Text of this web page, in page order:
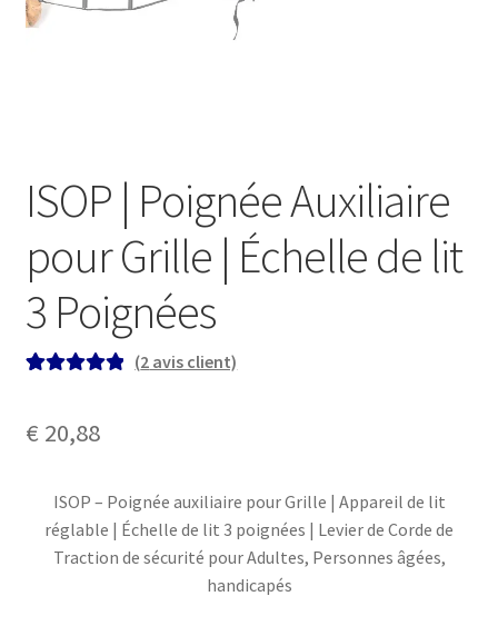
ISOP | Poignée Auxiliaire
pour Grille | Échelle de lit
3 Poignées
notations
(2 avis client)
€ 20,88
ISOP – Poignée auxiliaire pour Grille | Appareil de lit
réglable | Échelle de lit 3 poignées | Levier de Corde de
Traction de sécurité pour Adultes, Personnes âgées,
handicapés